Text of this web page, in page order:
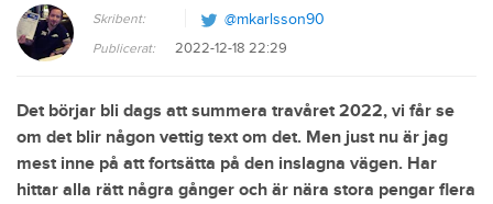
Skribent: @mkarlsson90
Publicerat: 2022-12-18 22:29
Det börjar bli dags att summera travåret 2022, vi får se
om det blir någon vettig text om det. Men just nu är jag
mest inne på att fortsätta på den inslagna vägen. Har
hittar alla rätt några gånger och är nära stora pengar flera